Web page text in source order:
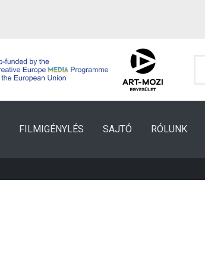
FILMIGÉNYLÉS SAJTÓ RÓLUNK